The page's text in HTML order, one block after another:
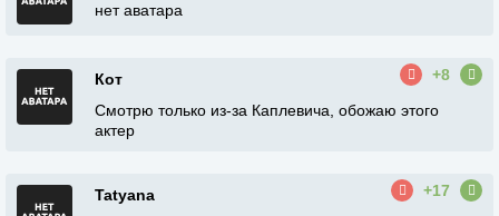
нет аватара
Кот
+8
Смотрю только из-за Каплевича, обожаю этого
актер
Tatyana
+17